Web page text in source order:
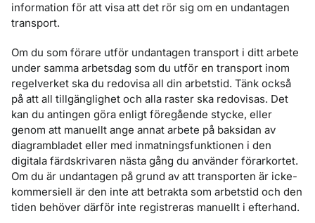
information för att visa att det rör sig om en undantagen
transport.
Om du som förare utför undantagen transport i ditt arbete
under samma arbetsdag som du utför en transport inom
regelverket ska du redovisa all din arbetstid. Tänk också
på att all tillgänglighet och alla raster ska redovisas. Det
kan du antingen göra enligt föregående stycke, eller
genom att manuellt ange annat arbete på baksidan av
diagrambladet eller med inmatningsfunktionen i den
digitala färdskrivaren nästa gång du använder förarkortet.
Om du är undantagen på grund av att transporten är icke-
kommersiell är den inte att betrakta som arbetstid och den
tiden behöver därför inte registreras manuellt i efterhand.